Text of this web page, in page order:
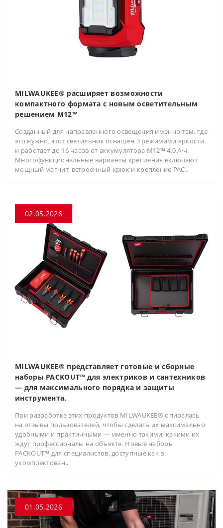
MILWAUKEE® расширяет возможности
компактного формата с новым осветительным
решением M12™
Созданный для направленного освещения именно там, где
это нужно, этот светильник оснащён 3 режимами яркости
и работает до 16 часов от аккумулятора M12™ 4.0 А·ч.
Многофункциональные варианты крепления включают
мощный магнит, встроенный крюк и крепление PAC..
02.05.2026
MILWAUKEE® представляет готовые и сборные
наборы PACKOUT™ для электриков и сантехников
— для максимального порядка и защиты
инструмента.
При разработке этих продуктов MILWAUKEE® опиралась
на отзывы пользователей, чтобы сделать их максимально
удобными и практичными — именно такими, какими их
ждут профессионалы на объекте. Новые наборы
PACKOUT™ для специалистов, доступные как в
укомплектован..
01.05.2026